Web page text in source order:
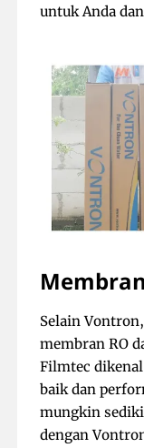
untuk Anda
Selain
membran RO
Filmtec
baik dan
mungkin
dengan